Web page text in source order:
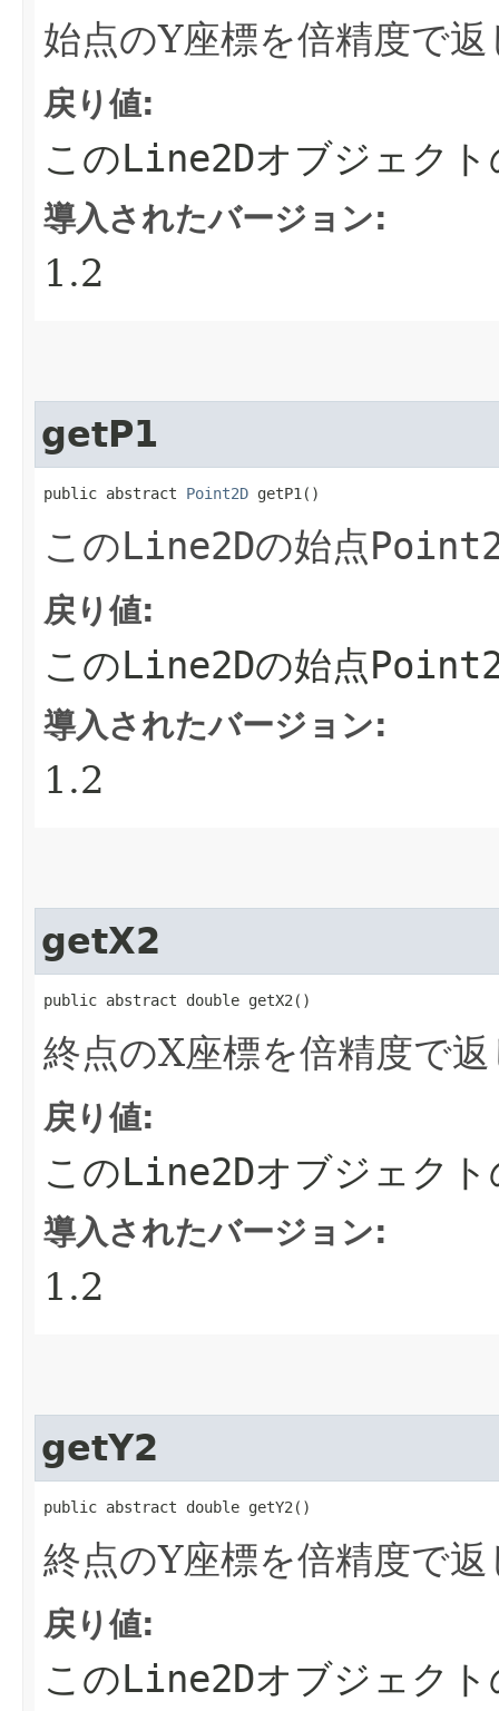
始点のY座標を倍精度で
戻り値:
このLine2Dオブジェク
導入されたバージョン:
1.2
getP1
public abstract Point2D getP1()
このLine2Dの始点
戻り値:
このLine2Dの始点
導入されたバージョン:
1.2
getX2
public abstract double getX2()
終点のX座標を倍精度で
戻り値:
このLine2Dオブジェク
導入されたバージョン:
1.2
getY2
public abstract double getY2()
終点のY座標を倍精度で
戻り値:
このLine2Dオブジェク